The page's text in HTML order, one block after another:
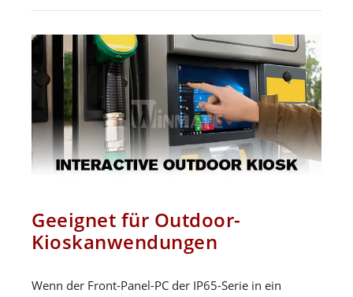
Geeignet für Outdoor-
Kioskanwendungen
Wenn der Front-Panel-PC der IP65-Serie in ein